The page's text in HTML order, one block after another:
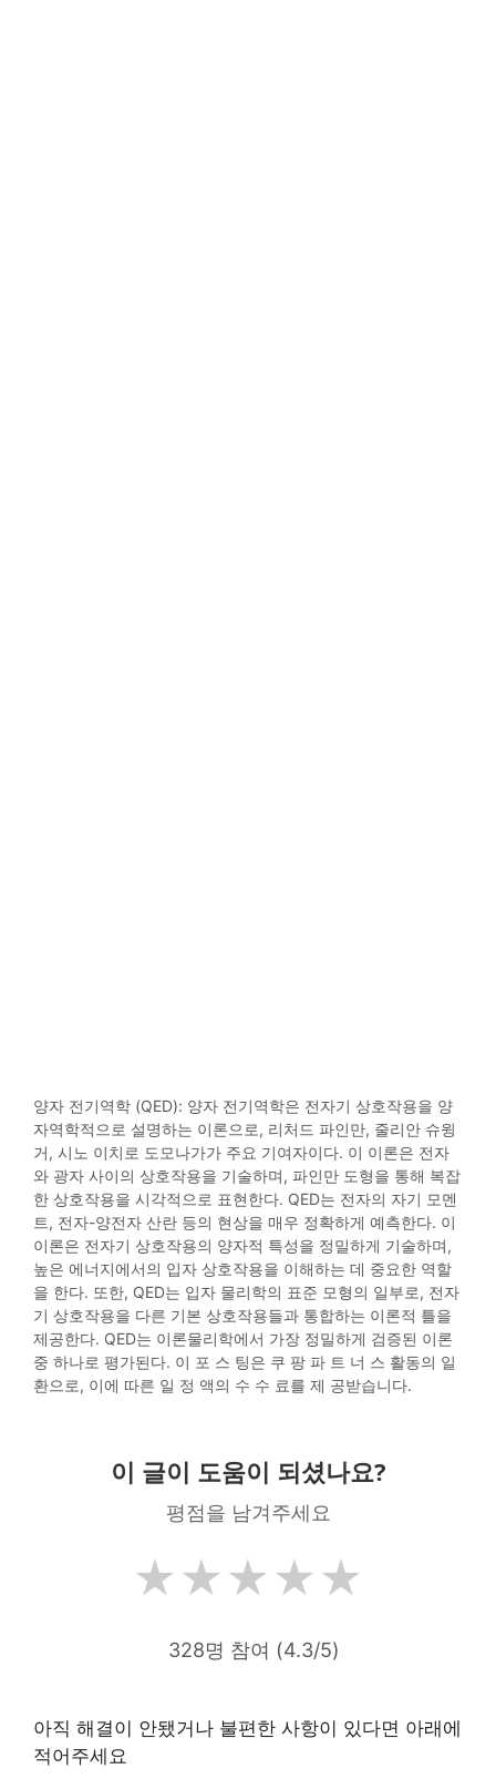
양자 전기역학 (QED): 양자 전기역학은 전자기 상호작용을 양
자역학적으로 설명하는 이론으로, 리처드 파인만, 줄리안 슈윙
거, 시노 이치로 도모나가가 주요 기여자이다. 이 이론은 전자
와 광자 사이의 상호작용을 기술하며, 파인만 도형을 통해 복잡
한 상호작용을 시각적으로 표현한다. QED는 전자의 자기 모멘
트, 전자-양전자 산란 등의 현상을 매우 정확하게 예측한다. 이
이론은 전자기 상호작용의 양자적 특성을 정밀하게 기술하며,
높은 에너지에서의 입자 상호작용을 이해하는 데 중요한 역할
을 한다. 또한, QED는 입자 물리학의 표준 모형의 일부로, 전자
기 상호작용을 다른 기본 상호작용들과 통합하는 이론적 틀을
제공한다. QED는 이론물리학에서 가장 정밀하게 검증된 이론
중 하나로 평가된다. 이 포 스 팅은 쿠 팡 파 트 너 스 활동의 일
환으로, 이에 따른 일 정 액의 수 수 료를 제 공받습니다.
이 글이 도움이 되셨나요?
평점을 남겨주세요
★★★★★
328명 참여 (4.3/5)
아직 해결이 안됐거나 불편한 사항이 있다면 아래에
적어주세요